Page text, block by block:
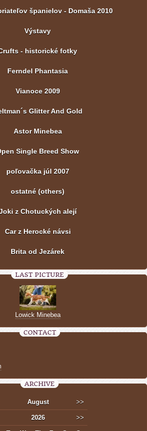
španielov - Domaša 2010
Výstavy
- historické fotky
Ferndel Phantasia
Vianoce 2009
Glitter And Gold
Astor Minebea
Single Breed Show
poľovačka júl 2007
ostatné (others)
z Chotuckých alejí
Car z Herocké návsi
Brita od Jezárek
LAST PICTURE
Lowick Minebea
CONTACT
ARCHIVE
August >>
2026 >>